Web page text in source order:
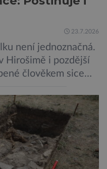
23.7.2026
není jednoznačná.
Hirošimě i pozdější
člověkem sice
poškozuje DNA.
nakolik se mutace
na potomstvo. Před
výbuchu
[…]